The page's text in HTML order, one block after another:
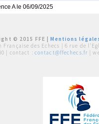
A le 06/09/2025
© 2015 FFE |Mentions
Française des Echecs | 6 rue de
| contact : contact@ffechecs.fr |